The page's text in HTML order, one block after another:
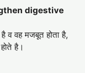
digestive
व वह मजबूत होता है,
है।